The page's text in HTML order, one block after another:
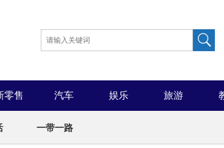
零售 汽车 娱乐 旅游
一带一路